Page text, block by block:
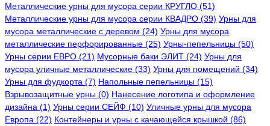
Металлические урны для мусора серии КРУГЛО (51)
Металлические урны для мусора серии КВАДРО (39) Урны для
мусора металлические с деревом (24) Урны для мусора
металлические перфорированные (25) Урны-пепельницы (50)
Урны серии ЕВРО (21) Мусорные баки ЭЛИТ (24) Урны для
мусора уличные металлические (33) Урны для помещений (34)
Урны для фудкорта (7) Напольные пепельницы (15)
Взрывозащитные урны (0) Нанесение логотипа и оформление
дизайна (1) Урны серии СЕЙФ (10) Уличные урны для мусора
Европа (22) Контейнеры и урны с качающейся крышкой (86)